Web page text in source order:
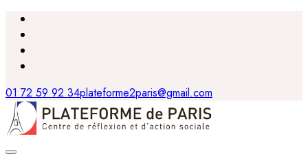
01 72 59 92 34plateforme2paris@gmail.com